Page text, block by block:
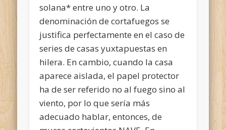
solana* entre uno y otro. La
denominación de cortafuegos se
justifica perfectamente en el caso de
series de casas yuxtapuestas en
hilera. En cambio, cuando la casa
aparece aislada, el papel protector
ha de ser referido no al fuego sino al
viento, por lo que sería más
adecuado hablar, entonces, de